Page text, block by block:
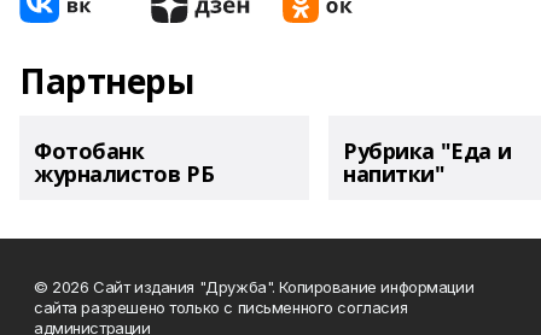
Партнеры
Фотобанк
журналистов РБ
Рубрика "Еда и
напитки"
© 2026 Сайт издания "Дружба". Копирование информации
сайта разрешено только с письменного согласия
администрации